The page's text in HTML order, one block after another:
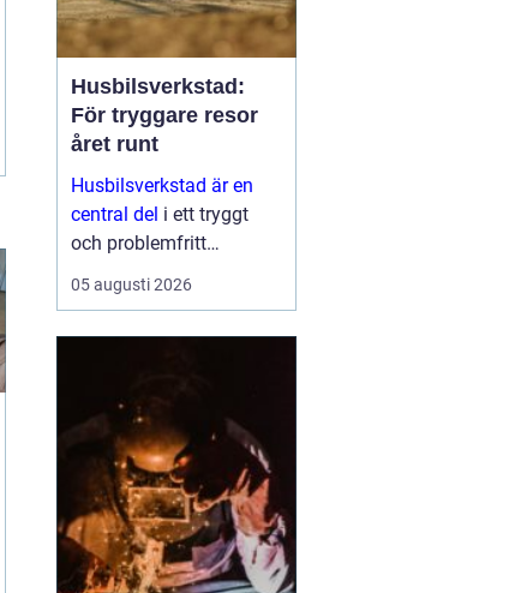
Husbilsverkstad:
För tryggare resor
året runt
Husbilsverkstad är en
central del i ett tryggt
och problemfritt
husbilsliv. När en husbil
används som både
05 augusti 2026